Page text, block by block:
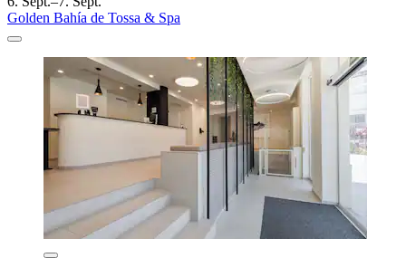
Golden Bahía de Tossa & Spa